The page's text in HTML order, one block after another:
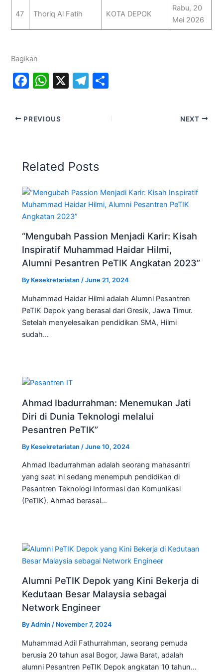
47 Thoriq Al Fatih KOTA DEPOK
Rabu, 20
Mei 2026
Bagikan
F
c
e
o
o
k
W
at
s
p
p
X
T
m
ar
e
PREVIOUS NEXT
Related Posts
“Mengubah Passion Menjadi Karir: Kisah
Inspiratif Muhammad Haidar Hilmi,
Alumni Pesantren PeTIK Angkatan 2023”
By Kesekretariatan/June 21, 2024
Muhammad Haidar Hilmi adalah Alumni Pesantren
PeTIK Depok yang berasal dari Gresik, Jawa Timur.
Setelah menyelesaikan pendidikan SMA, Hilmi
sudah…
Ahmad Ibadurrahman: Menemukan Jati
Diri di Dunia Teknologi melalui
Pesantren PeTIK”
By Kesekretariatan /June 10, 2024
Ahmad Ibadurrahman adalah seorang mahasantri
yang saat ini sedang menempuh pendidikan di
Pesantren Teknologi Informasi dan Komunikasi
(PeTIK). Ahmad berasal…
Alumni PeTIK Depok yang Kini Bekerja di
Kedutaan Besar Malaysia sebagai
Network Engineer
ByAdmin/ November 7, 2024
Muhammad Adil Fathurrahman, seorang pemuda
berusia 20 tahun asal Bogor, Jawa Barat, adalah
alumni Pesantren PeTIK Depok angkatan 10 tahun…